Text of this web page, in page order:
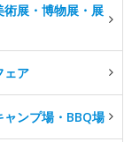
術展・博物展・展
ェア
ャンプ場・BBQ場